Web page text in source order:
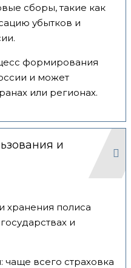
сборы, такие как
убытков и
формирования
и может
или регионах.
и
хранения полиса
и
всего страховка